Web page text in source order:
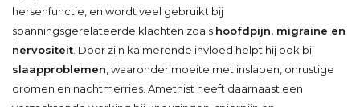
hersenfunctie, en wordt veel gebruikt bij
spanningsgerelateerde klachten zoals hoofdpijn, migraine en
nervositeit . Door zijn kalmerende invloed helpt hij ook bij
slaapproblemen , waaronder moeite met inslapen, onrustige
dromen en nachtmerries. Amethist heeft daarnaast een